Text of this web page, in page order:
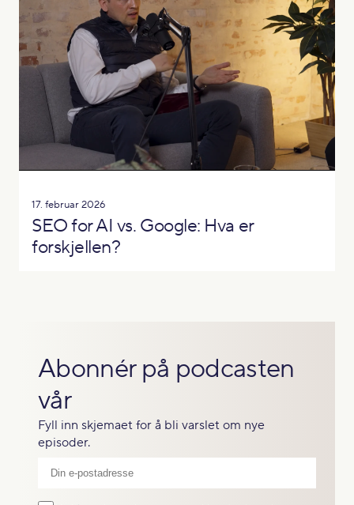
17. februar 2026
SEO for AI vs. Google: Hva er
forskjellen?
Abonnér på podcasten
vår
Fyll inn skjemaet for å bli varslet om nye
episoder.